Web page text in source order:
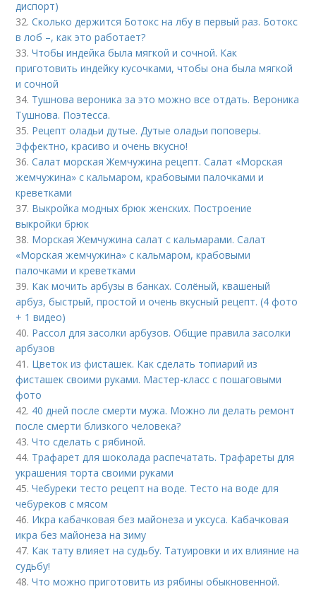
диспорт)
32.Сколько держится Ботокс на лбу в первый раз. Ботокс
в лоб –, как это работает?
33.Чтобы индейка была мягкой и сочной. Как
приготовить индейку кусочками, чтобы она была мягкой
и сочной
34. Тушнова вероника за это можно все отдать. Вероника
Тушнова. Поэтесса.
35. Рецепт оладьи дутые. Дутые оладьи поповеры.
Эффектно, красиво и очень вкусно!
36.Салат морская Жемчужина рецепт. Салат «Морская
жемчужина» с кальмаром, крабовыми палочками и
креветками
37. Выкройка модных брюк женских. Построение
выкройки брюк
38. Морская Жемчужина салат с кальмарами. Салат
«Морская жемчужина» с кальмаром, крабовыми
палочками и креветками
39. Как мочить арбузы в банках. Солёный, квашеный
арбуз, быстрый, простой и очень вкусный рецепт. (4 фото
+ 1 видео)
40. Рассол для засолки арбузов. Общие правила засолки
арбузов
41. Цветок из фисташек. Как сделать топиарий из
фисташек своими руками. Мастер-класс с пошаговыми
фото
42. 40 дней после смерти мужа. Можно ли делать ремонт
после смерти близкого человека?
43.Что сделать с рябиной.
44. Трафарет для шоколада распечатать. Трафареты для
украшения торта своими руками
45.Чебуреки тесто рецепт на воде. Тесто на воде для
чебуреков с мясом
46. Икра кабачковая без майонеза и уксуса. Кабачковая
икра без майонеза на зиму
47. Как тату влияет на судьбу. Татуировки и их влияние на
судьбу!
48.Что можно приготовить из рябины обыкновенной.